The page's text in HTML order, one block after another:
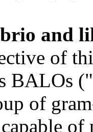
and
of
BALOs
of